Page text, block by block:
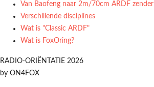
Van Baofeng naar 2m/70cm ARDF zender
Verschillende disciplines
Wat is "Classic ARDF"
Wat is FoxOring?
RADIO-ORIËNTATIE 2026
by ON4FOX